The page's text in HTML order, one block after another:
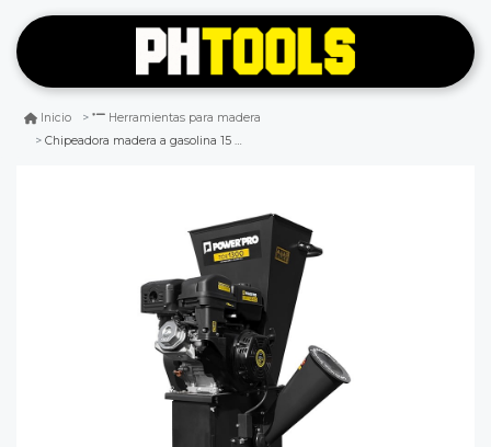
Inicio
Herramientas para madera
Chipeadora madera a gasolina 15 hp